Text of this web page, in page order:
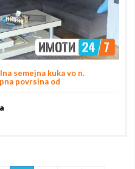
semejna kuka vo n.
povrsina od